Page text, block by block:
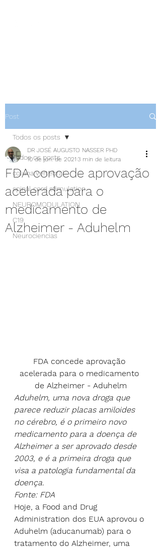
Post
Todos os posts
coluna vertebral
spinal cord stimulation
NEUROMODULATION
C19
Neurociencias
Todos os posts
FDA concede aprovação
acelerada para o
medicamento de
Alzheimer - Aduhelm
DR JOSÉ AUGUSTO NASSER PHD
10 de jun. de 2021 3 min de leitura
FDA concede aprovação
acelerada para o medicamento
de Alzheimer - Aduhelm
Aduhelm, uma nova droga que
parece reduzir placas amiloides
no cérebro, é o primeiro novo
medicamento para a doença de
Alzheimer a ser aprovado desde
2003, e é a primeira droga que
visa a patologia fundamental da
doença.
Fonte: FDA
Hoje, a Food and Drug
Administration dos EUA aprovou o
Aduhelm (aducanumab) para o
tratamento do Alzheimer, uma